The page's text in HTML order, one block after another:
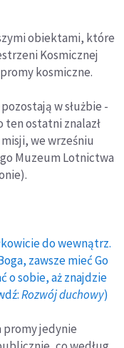
obiektami, które
Kosmicznej
kosmiczne.
w służbie -
ten ostatni znalazł
we wrześniu
Muzeum Lotnictwa
do wewnątrz.
zawsze mieć Go
o sobie, aż znajdzie
Rozwój duchowy)
promy jedynie